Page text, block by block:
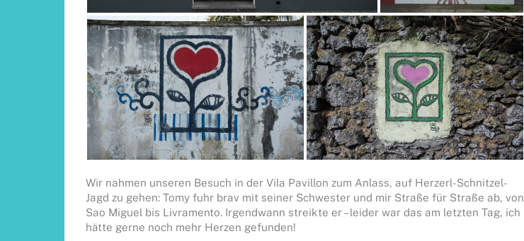
Wir nahmen unseren Besuch in der Vila Pavillon zum Anlass, auf Herzerl-Schnitzel-
Jagd zu gehen: Tomy fuhr brav mit seiner Schwester und mir Straße für Straße ab, von
Sao Miguel bis Livramento. Irgendwann streikte er – leider war das am letzten Tag, ich
hätte gerne noch mehr Herzen gefunden!